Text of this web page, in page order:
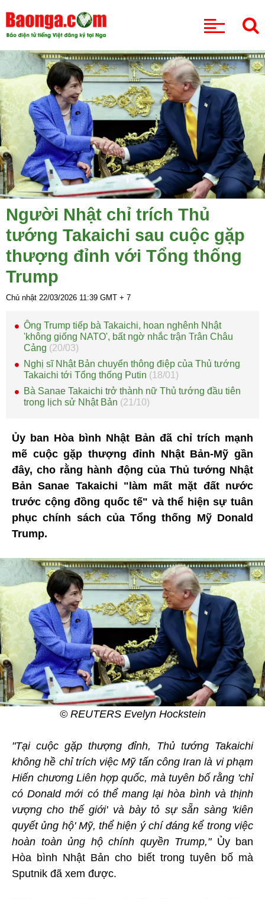
Người Nhật chỉ trích Thủ
tướng Takaichi sau cuộc gặp
thượng đỉnh với Tổng thống
Trump
Chủ nhật 22/03/2026 11:39 GMT + 7
Ông Trump tiếp bà Takaichi, hoan nghênh Nhật
'không giống NATO', bất ngờ nhắc trận Trân Châu
Cảng (20/03)
Nghị sĩ Nhật Bản chuyển thông điệp của Thủ tướng
Takaichi tới Tổng thống Putin (18/01)
Bà Sanae Takaichi trở thành nữ Thủ tướng đầu tiên
trong lịch sử Nhật Bản (21/10)
Ủy ban Hòa bình Nhật Bản đã chỉ trích mạnh
mẽ cuộc gặp thượng đỉnh Nhật Bản-Mỹ gần
đây, cho rằng hành động của Thủ tướng Nhật
Bản Sanae Takaichi "làm mất mặt đất nước
trước cộng đồng quốc tế" và thể hiện sự tuân
phục chính sách của Tổng thống Mỹ Donald
Trump.
© REUTERS Evelyn Hockstein
"Tại cuộc gặp thượng đỉnh, Thủ tướng Takaichi
không hề chỉ trích việc Mỹ tấn công Iran là vi phạm
Hiến chương Liên hợp quốc, mà tuyên bố rằng 'chỉ
có Donald mới có thể mang lại hòa bình và thịnh
vượng cho thế giới' và bày tỏ sự sẵn sàng 'kiên
quyết ủng hộ' Mỹ, thể hiện ý chí đáng kể trong việc
hoàn toàn ủng hộ chính quyền Trump,"Ủy ban
Hòa bình Nhật Bản cho biết trong tuyên bố mà
Sputnik đã xem được.